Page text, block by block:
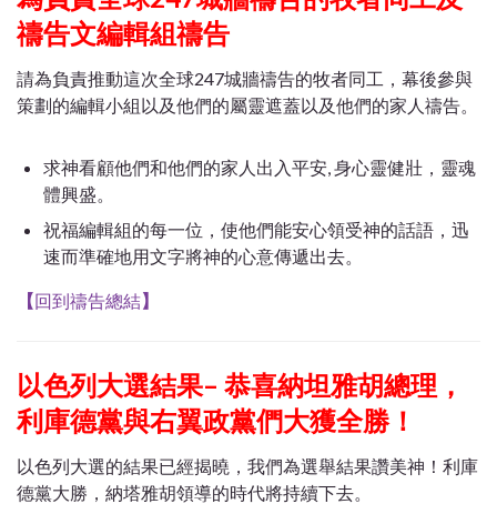
禱告文編輯組禱告
請為負責推動這次全球247城牆禱告的牧者同工，幕後參與
策劃的編輯小組以及他們的屬靈遮蓋以及他們的家人禱告。
求神看顧他們和他們的家人出入平安, 身心靈健壯，靈魂
體興盛。
祝福編輯組的每一位，使他們能安心領受神的話語，迅
速而準確地用文字將神的心意傳遞出去。
【回到禱告總結】
以色列大選結果– 恭喜納坦雅胡總理，
利庫德黨與右翼政黨們大獲全勝！
以色列大選的結果已經揭曉，我們為選舉結果讚美神！利庫
德黨大勝，納塔雅胡領導的時代將持續下去。